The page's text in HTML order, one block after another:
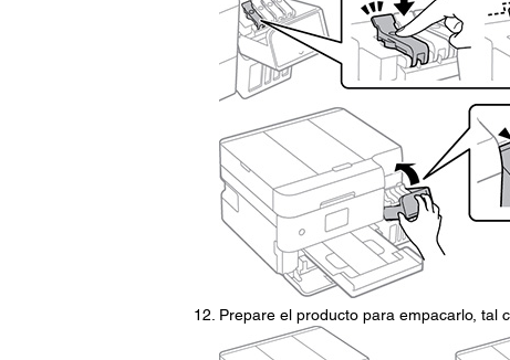
Prepare el producto para empacarlo, tal